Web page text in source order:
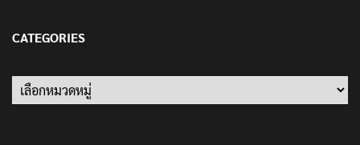
CATEGORIES
Categories